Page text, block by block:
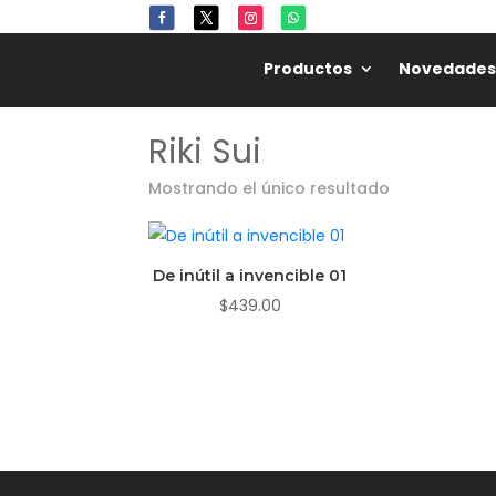
Productos Novedades
Riki Sui
Mostrando el único resultado
De inútil a invencible 01
$439.00